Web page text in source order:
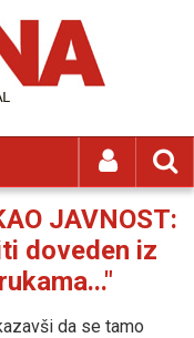
JAVNOST:
doveden iz
da se tamo